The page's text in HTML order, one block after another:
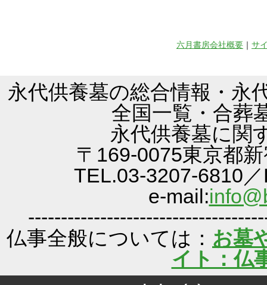
六月書房会社概要 ｜ サ
永代供養墓の総合情報・永
全国一覧・合葬
永代供養墓に関
〒169-0075東京都
TEL.03-3207-6810
e-mail:
仏事全般については： お墓
イト：仏